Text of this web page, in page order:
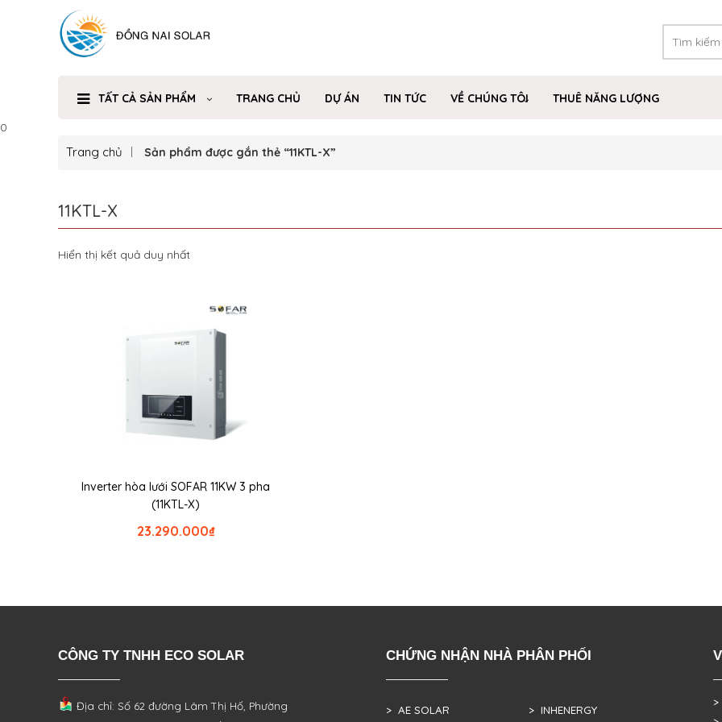
TẤT CẢ SẢN PHẨM TRANG CHỦ DỰ ÁN TIN TỨC VỀ CHÚNG TÔI
THUÊ NĂNG LƯỢNG
0
Trang chủ Sản phẩm được gắn thẻ “11KTL-X”
11KTL-X
Hiển thị kết quả duy nhất
Inverter hòa lưới SOFAR 11KW 3 pha
(11KTL-X)
₫
23.290.000
CÔNG TY TNHH ECO SOLAR
Địa chỉ: Số 62 đường Lâm Thị Hố, Phường
CHỨNG NHẬN NHÀ PHÂN PHỐI
> AE SOLAR > INHENERGY
>